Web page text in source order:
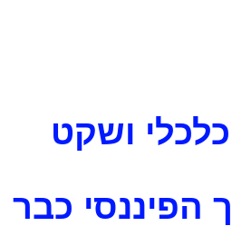
ושקט
הפיננסי כבר